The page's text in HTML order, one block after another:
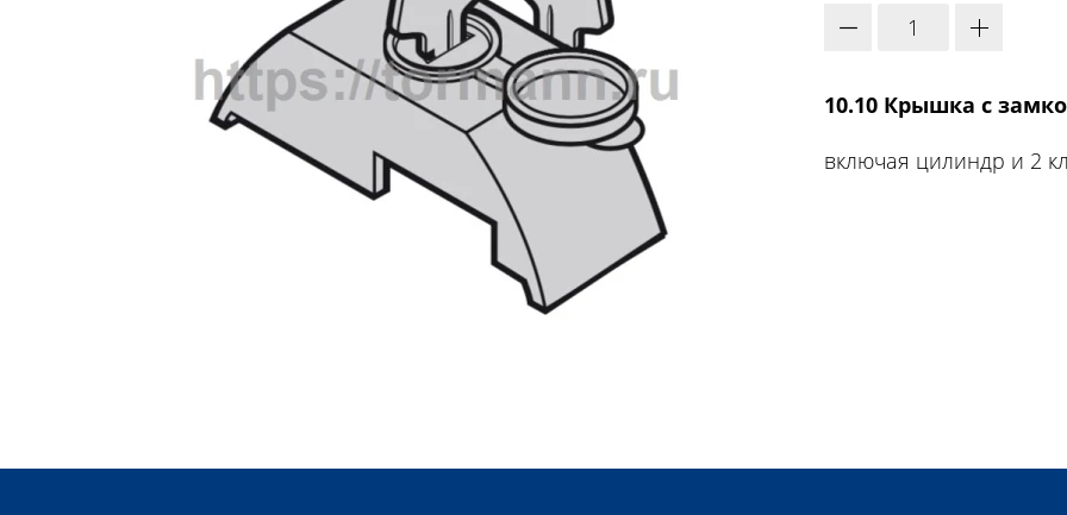
10.10 Крышка с
включая цилиндр и 2